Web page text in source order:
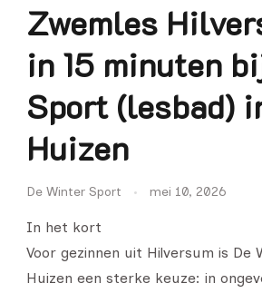
Zwemles
in 15 minuten
Sport (lesbad)
Huizen
De Winter Sport mei 10, 2026
In het kort
Voor gezinnen uit Hilversum is De
Huizen een sterke keuze: in